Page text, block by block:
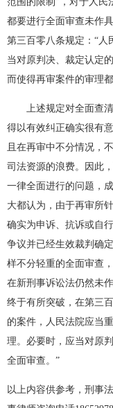
都要进行全面审查未作
第三百零八条规定：“人
当对原判决、裁定认定
而使得再审案件的审理
上述规定对全面查清
得以有效纠正确实很有
且在再审中不分情况，
司法资源的浪费。因此
一律全面进行的问题，
大都认为，由于再审所
确实为申诉、抗诉或自
争议并已经生效裁判确
样不分轻重的全面审查
在新刑事诉讼法仍然未
终于有所突破，在第三
的案件，人民法院应当
理。必要时，应当对原
全面审查。”
以上内容供参考，刑事